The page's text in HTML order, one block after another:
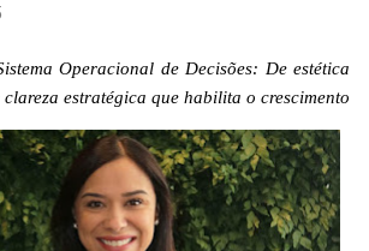
Operacional de Decisões: De estética
estratégica que habilita o crescimento